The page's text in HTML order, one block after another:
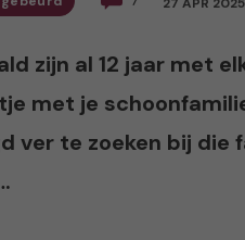
zijn al 12 jaar met
met je
ver te zoeken bij die